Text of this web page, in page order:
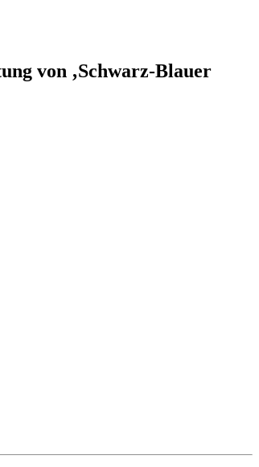
von ‚Schwarz-Blauer